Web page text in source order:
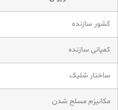
کشور سازنده
کمپانی سازنده
ساختار شلیک
مکانیزم مسلح شدن